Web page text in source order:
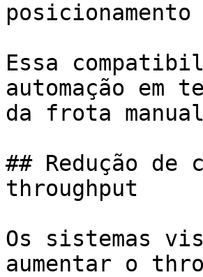
Essa
automação em
da frota
## Redução de
throughput
Os sistemas
aumentar o